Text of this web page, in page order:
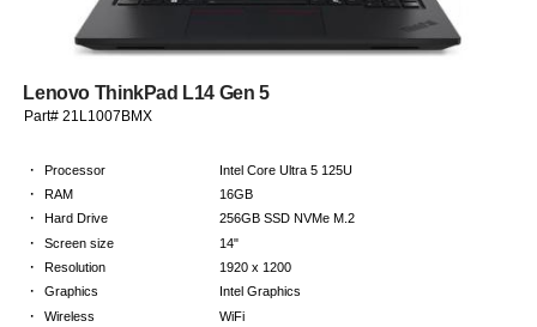
Lenovo ThinkPad L14 Gen 5
Part# 21L1007BMX
· Processor Intel Core Ultra 5 125U
· RAM 16GB
· Hard Drive 256GB SSD NVMe M.2
· Screen size 14"
· Resolution 1920 x 1200
· Graphics Intel Graphics
· Wireless WiFi